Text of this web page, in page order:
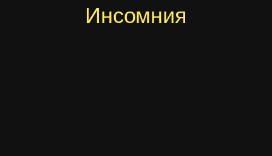
Инсомния